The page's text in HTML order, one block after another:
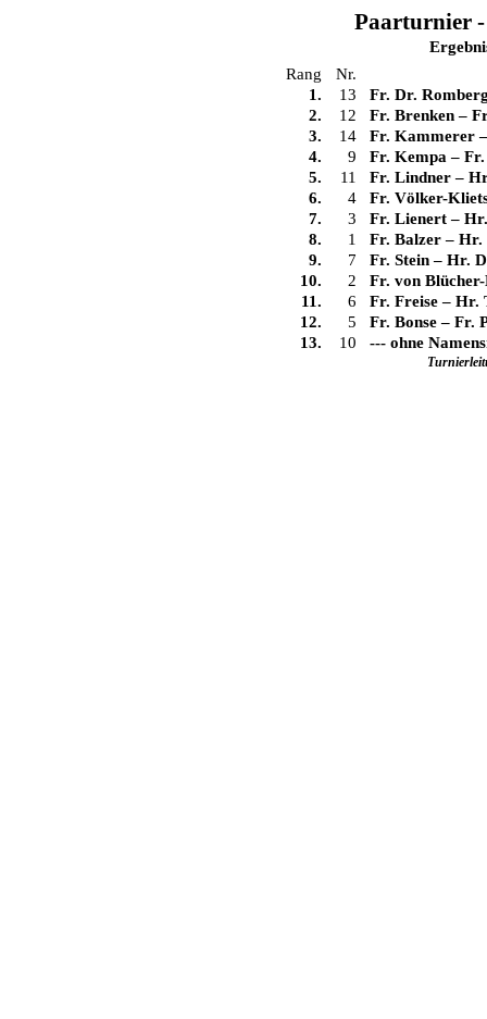
Paarturnier
Rang
Nr.
1.
13
Fr. Dr.
2.
12 Fr. Brenken–
3.
14 Fr. Kammerer
4.
9 Fr. Kempa –
5.
11 Fr. Lindner–
6.
4
Fr. Völker-
7.
3 Fr. Lienert–
8.
1 Fr. Balzer–Hr.
9.
7 Fr. Stein–Hr.
10.
2
Fr. von
11.
6 Fr. Freise–Hr.
12.
5 Fr. Bonse–Fr.
13.
10 --- ohne